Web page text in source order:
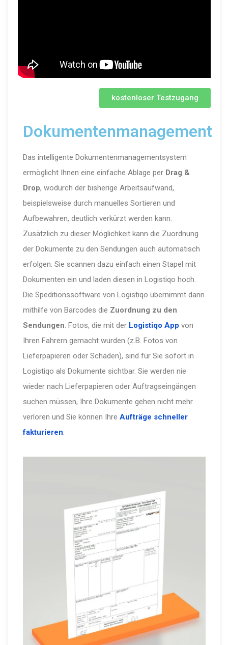
kostenloser Testzugang
Dokumentenmanagement
Das intelligente Dokumentenmanagementsystem
ermöglicht Ihnen eine einfache Ablage per Drag &
Drop, wodurch der bisherige Arbeitsaufwand,
beispielsweise durch manuelles Sortieren und
Aufbewahren, deutlich verkürzt werden kann.
Zusätzlich zu dieser Möglichkeit kann die Zuordnung
der Dokumente zu den Sendungen auch automatisch
erfolgen. Sie scannen dazu einfach einen Stapel mit
Dokumenten ein und laden diesen in Logistiqo hoch.
Die Speditionssoftware von Logistiqo übernimmt dann
mithilfe von Barcodes die Zuordnung zu den
Sendungen. Fotos, die mit der Logistiqo App von
Ihren Fahrern gemacht wurden (z.B. Fotos von
Lieferpapieren oder Schäden), sind für Sie sofort in
Logistiqo als Dokumente sichtbar. Sie werden nie
wieder nach Lieferpapieren oder Auftragseingängen
suchen müssen, Ihre Dokumente gehen nicht mehr
verloren und Sie können Ihre Aufträge schneller
fakturieren.